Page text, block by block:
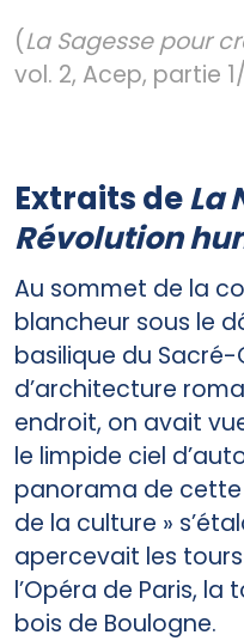
(La Sagesse pour
vol. 2, Acep, partie
Extraits deLa
Révolution
Au sommet de la
blancheur sous le
basilique du
d’architecture
endroit, on avait
le limpide ciel
panorama de
de la culture »
apercevait les
l’Opéra de Paris, la
bois de Boulogne.